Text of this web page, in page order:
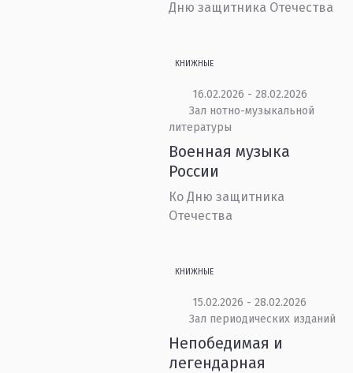
Дню защитника Отечества
КНИЖНЫЕ
16.02.2026 - 28.02.2026
Зал нотно-музыкальной
литературы
Военная музыка
России
Ко Дню защитника
Отечества
КНИЖНЫЕ
15.02.2026 - 28.02.2026
Зал периодических изданий
Непобедимая и
легендарная